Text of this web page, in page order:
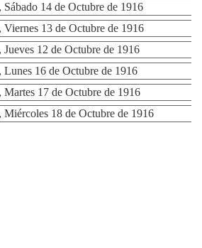
14 de Octubre de 1916
13 de Octubre de 1916
12 de Octubre de 1916
16 de Octubre de 1916
17 de Octubre de 1916
18 de Octubre de 1916